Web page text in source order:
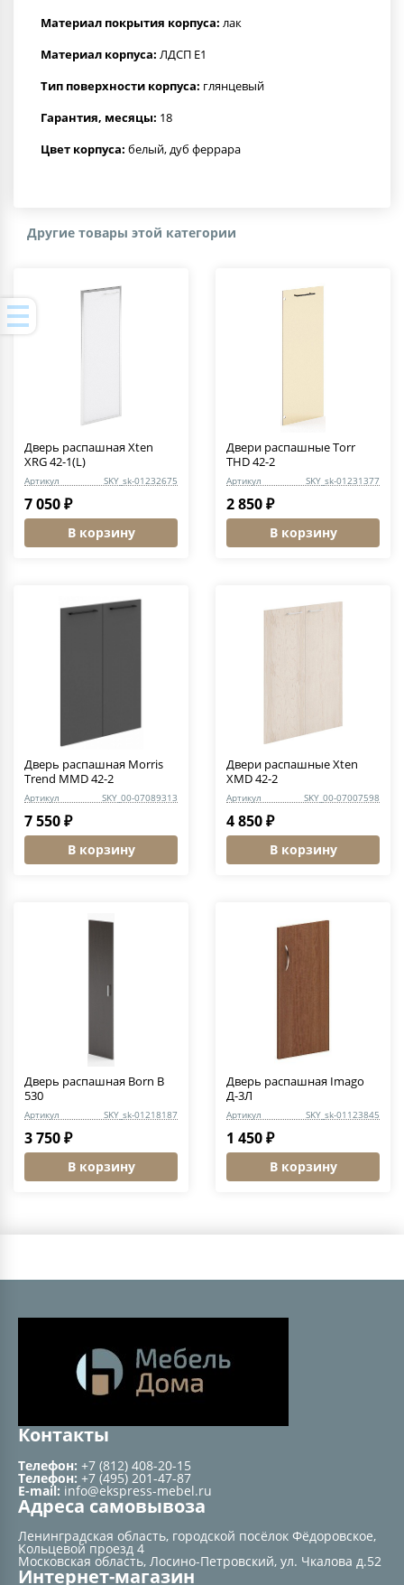
Материал покрытия корпуса: лак
Материал корпуса: ЛДСП Е1
Тип поверхности корпуса: глянцевый
Гарантия, месяцы: 18
Цвет корпуса: белый, дуб феррара
Другие товары этой категории
Дверь распашная Xten
XRG 42-1(L)
Артикул SKY_sk-01232675
7 050 ₽
В корзину
Двери распашные Torr
THD 42-2
Артикул SKY_sk-01231377
2 850 ₽
В корзину
Дверь распашная Morris
Trend MMD 42-2
Артикул SKY_00-07089313
7 550 ₽
В корзину
Двери распашные Xten
XMD 42-2
Артикул SKY_00-07007598
4 850 ₽
В корзину
Дверь распашная Born B
530
Артикул SKY_sk-01218187
3 750 ₽
В корзину
Дверь распашная Imago
Д-3Л
Артикул SKY_sk-01123845
1 450 ₽
В корзину
Контакты
Телефон: +7 (812) 408-20-15
Телефон: +7 (495) 201-47-87
E-mail: info@ekspress-mebel.ru
Адреса самовывоза
Ленинградская область, городской посёлок Фёдоровское,
Кольцевой проезд 4
Московская область, Лосино-Петровский, ул. Чкалова д.52
Интернет-магазин